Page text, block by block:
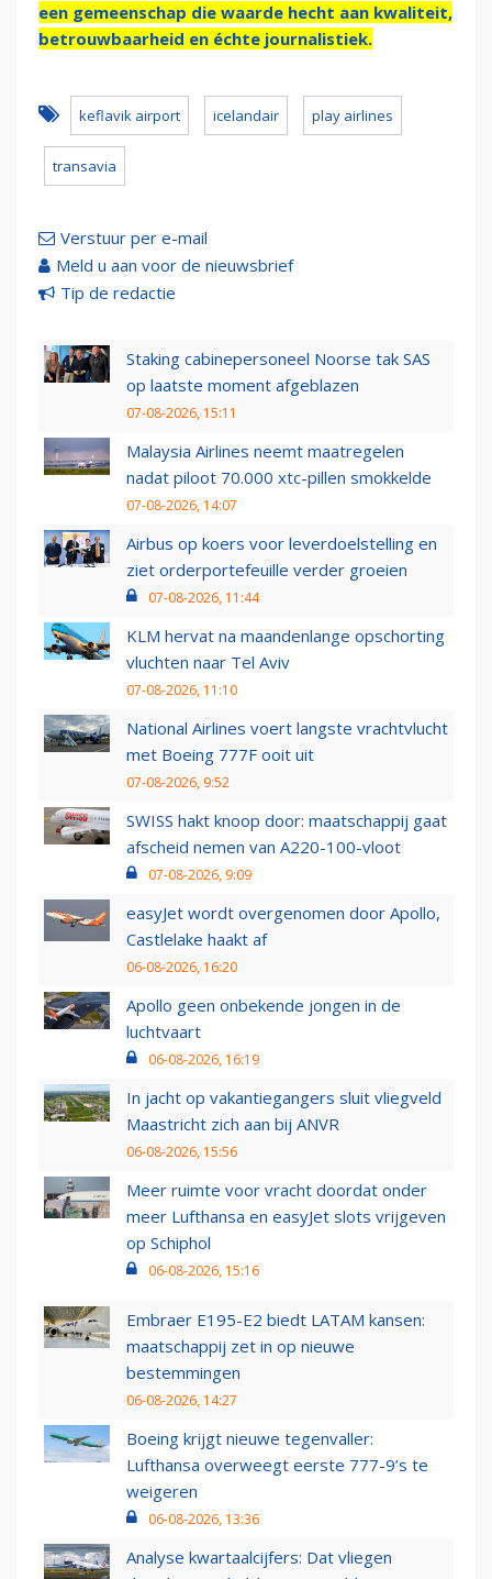
een gemeenschap die waarde hecht aan kwaliteit,
betrouwbaarheid en échte journalistiek.
keflavik airport icelandair play airlines
transavia
Verstuur per e-mail
Meld u aan voor de nieuwsbrief
Tip de redactie
Staking cabinepersoneel Noorse tak SAS
op laatste moment afgeblazen
07-08-2026, 15:11
Malaysia Airlines neemt maatregelen
nadat piloot 70.000 xtc-pillen smokkelde
07-08-2026, 14:07
Airbus op koers voor leverdoelstelling en
ziet orderportefeuille verder groeien
07-08-2026, 11:44
KLM hervat na maandenlange opschorting
vluchten naar Tel Aviv
07-08-2026, 11:10
National Airlines voert langste vrachtvlucht
met Boeing 777F ooit uit
07-08-2026, 9:52
SWISS hakt knoop door: maatschappij gaat
afscheid nemen van A220-100-vloot
07-08-2026, 9:09
easyJet wordt overgenomen door Apollo,
Castlelake haakt af
06-08-2026, 16:20
Apollo geen onbekende jongen in de
luchtvaart
06-08-2026, 16:19
In jacht op vakantiegangers sluit vliegveld
Maastricht zich aan bij ANVR
06-08-2026, 15:56
Meer ruimte voor vracht doordat onder
meer Lufthansa en easyJet slots vrijgeven
op Schiphol
06-08-2026, 15:16
Embraer E195-E2 biedt LATAM kansen:
maatschappij zet in op nieuwe
bestemmingen
06-08-2026, 14:27
Boeing krijgt nieuwe tegenvaller:
Lufthansa overweegt eerste 777-9’s te
weigeren
06-08-2026, 13:36
Analyse kwartaalcijfers: Dat vliegen